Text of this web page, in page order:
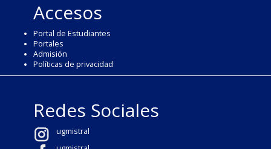
Accesos
Portal de Estudiantes
Portales
Admisión
Políticas de privacidad
Redes Sociales
ugmistral